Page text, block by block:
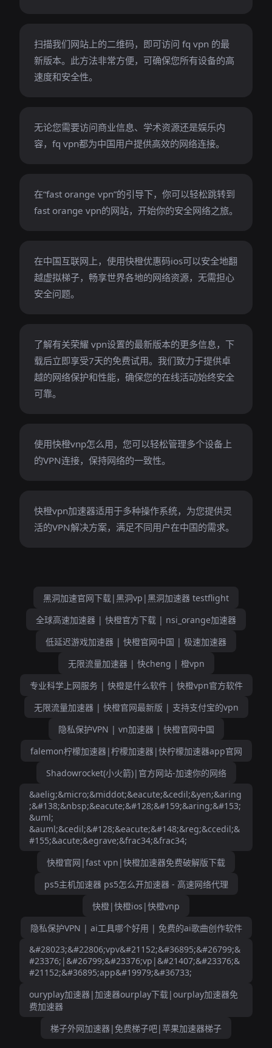
扫描我们网站上的二维码，即可访问 fq vpn 的最
新版本。此方法非常方便，可确保您所有设备的高
速度和安全性。
无论您需要访问商业信息、学术资源还是娱乐内
容，fq vpn都为中国用户提供高效的网络连接。
在“fast orange vpn”的引导下，你可以轻松跳转到
fast orange vpn的网站，开始你的安全网络之旅。
在中国互联网上，使用快橙优惠码ios可以安全地翻
越虚拟梯子，畅享世界各地的网络资源，无需担心
安全问题。
了解有关荣耀 vpn设置的最新版本的更多信息，下
载后立即享受7天的免费试用。我们致力于提供卓
越的网络保护和性能，确保您的在线活动始终安全
可靠。
使用快橙vnp怎么用，您可以轻松管理多个设备上
的VPN连接，保持网络的一致性。
快橙vpn加速器适用于多种操作系统，为您提供灵
活的VPN解决方案，满足不同用户在中国的需求。
黑洞加速官网下载|黑洞vp|黑洞加速器 testflight
全球高速加速器 | 快橙官方下载 | nsi_orange加速器
低延迟游戏加速器 | 快橙官网中国 | 极速加速器
无限流量加速器 | 快cheng | 橙vpn
专业科学上网服务 | 快橙是什么软件 | 快橙vpn官方软件
无限流量加速器 | 快橙官网最新版 | 支持支付宝的vpn
隐私保护VPN | vn加速器 | 快橙官网中国
falemon柠檬加速器|柠檬加速器|快柠檬加速器app官网
Shadowrocket(小火箭)|官方网站-加速你的网络
&aelig;&micro;&middot;&eacute;&cedil;&yen;&aring
;&#138;&nbsp;&eacute;&#128;&#159;&aring;&#153;
&uml;
&auml;&cedil;&#128;&eacute;&#148;&reg;&ccedil;&
#155;&acute;&egrave;&frac34;&frac34;
快橙官网|fast vpn|快橙加速器免费破解版下载
ps5主机加速器 ps5怎么开加速器 - 高速网络代理
快橙|快橙ios|快橙vnp
隐私保护VPN | ai工具哪个好用 | 免费的ai歌曲创作软件
&#28023;&#22806;vpv&#21152;&#36895;&#26799;&
#23376;|&#26799;&#23376;vp|&#21407;&#23376;&
#21152;&#36895;app&#19979;&#36733;
ouryplay加速器|加速器ourplay下载|ourplay加速器免
费加速器
梯子外网加速器|免费梯子吧|苹果加速器梯子